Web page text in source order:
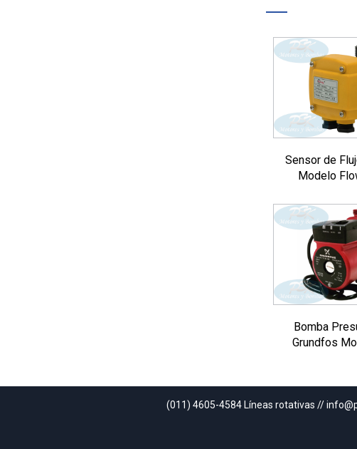
Sensor de
Modelo
Bomba
Grundfos
(011) 4605-4584 Líneas rotativas //